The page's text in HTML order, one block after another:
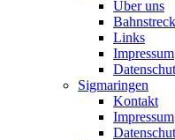
Über uns
Links
Impressum
Sigmaringen
Kontakt
Impressum